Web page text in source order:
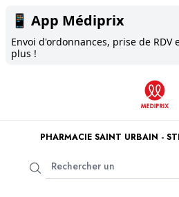
📱 App Médiprix
Envoi d'ordonnances, prise de RDV
plus !
PHARMACIE SAINT URBAIN -